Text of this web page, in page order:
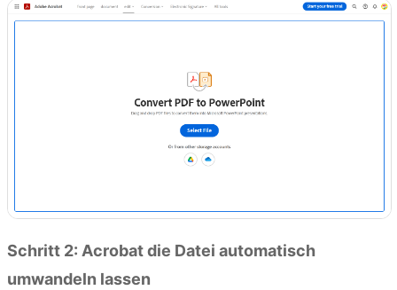
Schritt 2: Acrobat die Datei automatisch
umwandeln lassen